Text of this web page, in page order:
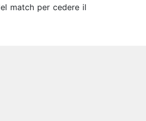
match per cedere il